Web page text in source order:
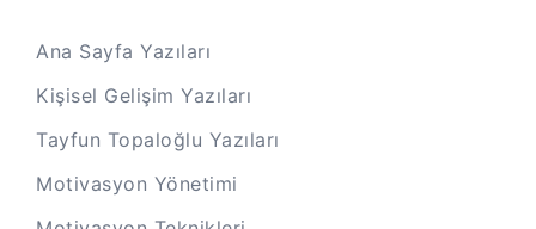
Ana Sayfa Yazıları
Kişisel Gelişim Yazıları
Tayfun Topaloğlu Yazıları
Motivasyon Yönetimi